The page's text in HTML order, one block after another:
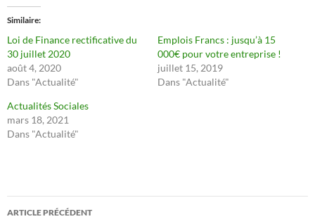
Similaire
Loi de Finance rectificative du
30 juillet 2020
août 4, 2020
Dans "Actualité"
Emplois Francs : jusqu’à 15
000€ pour votre entreprise !
juillet 15, 2019
Dans "Actualité"
Actualités Sociales
mars 18, 2021
Dans "Actualité"
Navigation
ARTICLE PRÉCÉDENT